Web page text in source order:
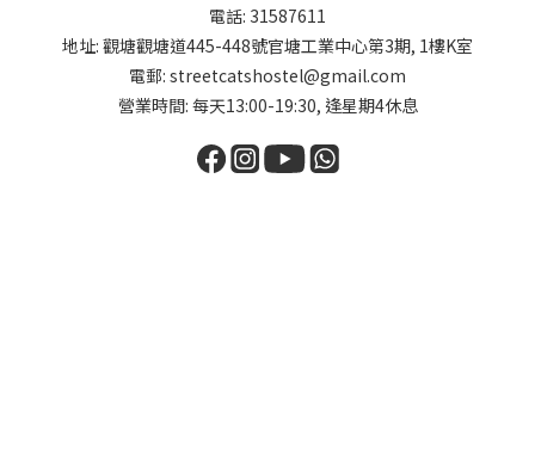
電話: 31587611
地址: 觀塘觀塘道445-448號官塘工業中心第3期, 1樓K室
電郵: streetcatshostel@gmail.com
營業時間: 每天13:00-19:30, 逢星期4休息